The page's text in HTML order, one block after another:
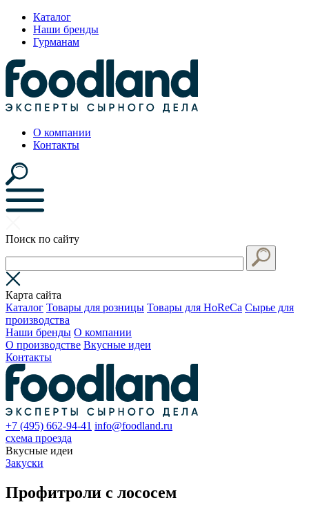
Каталог
Наши бренды
Гурманам
О компании
Контакты
Поиск по сайту
Карта сайта
Каталог Товары для розницы Товары для HoReCa Сырье для
производства
Наши бренды О компании
О производстве Вкусные идеи
Контакты
+7 (495) 662-94-41 info@foodland.ru
схема проезда
Вкусные идеи
Закуски
Профитроли с лососем